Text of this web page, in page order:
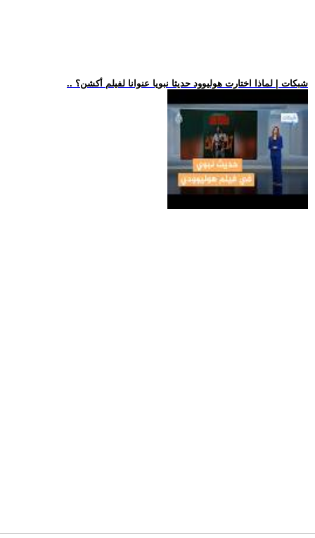
.. شبكات | لماذا اختارت هوليوود حديثا نبويا عنوانا لفيلم أكشن؟